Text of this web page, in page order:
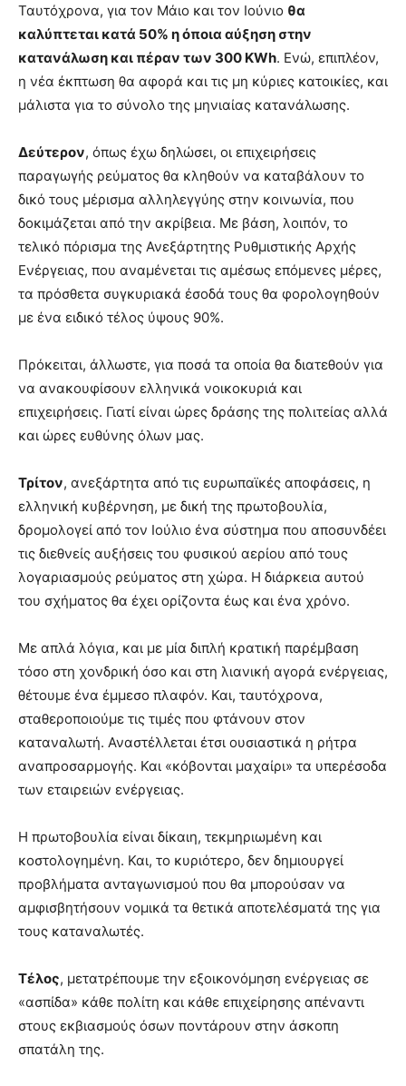
Ταυτόχρονα, για τον Μάιο και τον Ιούνιο θα
καλύπτεται κατά 50% η όποια αύξηση στην
κατανάλωση και πέραν των 300 KWh. Ενώ, επιπλέον,
η νέα έκπτωση θα αφορά και τις μη κύριες κατοικίες, και
μάλιστα για το σύνολο της μηνιαίας κατανάλωσης.
Δεύτερον, όπως έχω δηλώσει, οι επιχειρήσεις
παραγωγής ρεύματος θα κληθούν να καταβάλουν το
δικό τους μέρισμα αλληλεγγύης στην κοινωνία, που
δοκιμάζεται από την ακρίβεια. Με βάση, λοιπόν, το
τελικό πόρισμα της Ανεξάρτητης Ρυθμιστικής Αρχής
Ενέργειας, που αναμένεται τις αμέσως επόμενες μέρες,
τα πρόσθετα συγκυριακά έσοδά τους θα φορολογηθούν
με ένα ειδικό τέλος ύψους 90%.
Πρόκειται, άλλωστε, για ποσά τα οποία θα διατεθούν για
να ανακουφίσουν ελληνικά νοικοκυριά και
επιχειρήσεις. Γιατί είναι ώρες δράσης της πολιτείας αλλά
και ώρες ευθύνης όλων μας.
Τρίτον, ανεξάρτητα από τις ευρωπαϊκές αποφάσεις, η
ελληνική κυβέρνηση, με δική της πρωτοβουλία,
δρομολογεί από τον Ιούλιο ένα σύστημα που αποσυνδέει
τις διεθνείς αυξήσεις του φυσικού αερίου από τους
λογαριασμούς ρεύματος στη χώρα. Η διάρκεια αυτού
του σχήματος θα έχει ορίζοντα έως και ένα χρόνο.
Με απλά λόγια, και με μία διπλή κρατική παρέμβαση
τόσο στη χονδρική όσο και στη λιανική αγορά ενέργειας,
θέτουμε ένα έμμεσο πλαφόν. Και, ταυτόχρονα,
σταθεροποιούμε τις τιμές που φτάνουν στον
καταναλωτή. Αναστέλλεται έτσι ουσιαστικά η ρήτρα
αναπροσαρμογής. Και «κόβονται μαχαίρι» τα υπερέσοδα
των εταιρειών ενέργειας.
Η πρωτοβουλία είναι δίκαιη, τεκμηριωμένη και
κοστολογημένη. Και, το κυριότερο, δεν δημιουργεί
προβλήματα ανταγωνισμού που θα μπορούσαν να
αμφισβητήσουν νομικά τα θετικά αποτελέσματά της για
τους καταναλωτές.
Τέλος, μετατρέπουμε την εξοικονόμηση ενέργειας σε
«ασπίδα» κάθε πολίτη και κάθε επιχείρησης απέναντι
στους εκβιασμούς όσων ποντάρουν στην άσκοπη
σπατάλη της.